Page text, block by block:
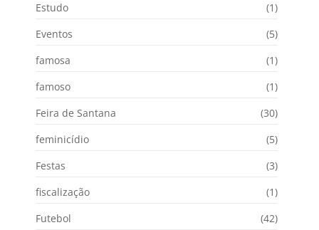
Estudo
(1)
Eventos
(5)
famosa
(1)
famoso
(1)
Feira de Santana
(30)
feminicídio
(5)
Festas
(3)
fiscalização
(1)
Futebol
(42)